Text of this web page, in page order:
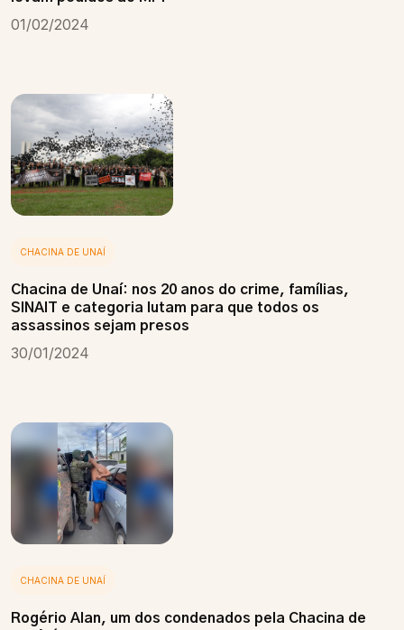
01/02/2024
CHACINA DE UNAÍ
Chacina de Unaí: nos 20 anos do crime, famílias,
SINAIT e categoria lutam para que todos os
assassinos sejam presos
30/01/2024
CHACINA DE UNAÍ
Rogério Alan, um dos condenados pela Chacina de